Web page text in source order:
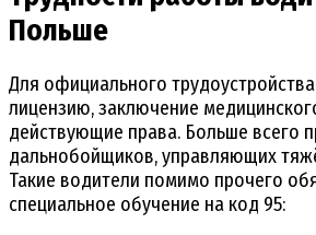
Польше
Для официального
лицензию, заключение
действующие права. Больше всего
дальнобойщиков, управляющих
Такие водители помимо прочего
специальное обучение на код 95: